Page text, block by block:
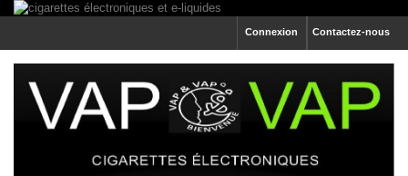
Contactez-nous
Connexion